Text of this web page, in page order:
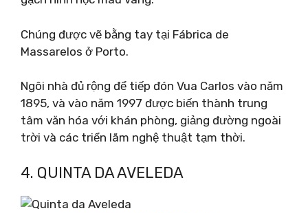
Chúng được vẽ bằng tay tại Fábrica de
Massarelos ở Porto.
Ngôi nhà đủ rộng để tiếp đón Vua Carlos vào năm
1895, và vào năm 1997 được biến thành trung
tâm văn hóa với khán phòng, giảng đường ngoài
trời và các triển lãm nghệ thuật tạm thời.
4. QUINTA DA AVELEDA